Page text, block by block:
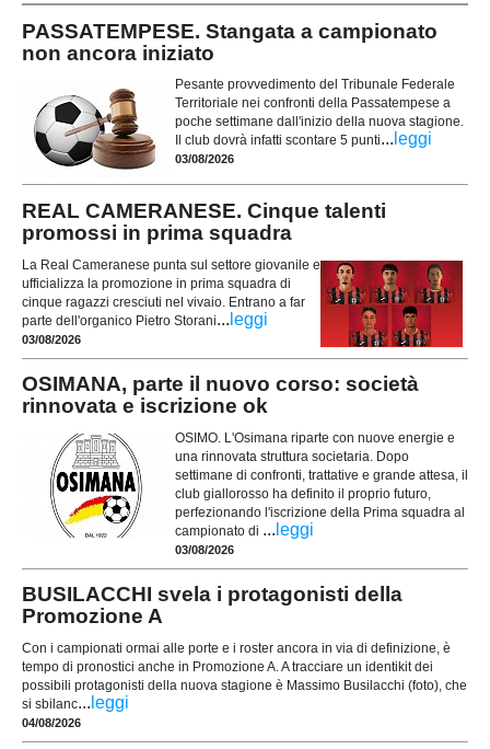
PASSATEMPESE. Stangata a campionato
non ancora iniziato
Pesante provvedimento del Tribunale Federale
Territoriale nei confronti della Passatempese a
poche settimane dall'inizio della nuova stagione.
Il club dovrà infatti scontare 5 punti... leggi
03/08/2026
REAL CAMERANESE. Cinque talenti
promossi in prima squadra
La Real Cameranese punta sul settore giovanile e
ufficializza la promozione in prima squadra di
cinque ragazzi cresciuti nel vivaio. Entrano a far
parte dell'organico Pietro Storani... leggi
03/08/2026
OSIMANA, parte il nuovo corso: società
rinnovata e iscrizione ok
OSIMO. L'Osimana riparte con nuove energie e
una rinnovata struttura societaria. Dopo
settimane di confronti, trattative e grande attesa, il
club giallorosso ha definito il proprio futuro,
perfezionando l'iscrizione della Prima squadra al
campionato di ... leggi
03/08/2026
BUSILACCHI svela i protagonisti della
Promozione A
Con i campionati ormai alle porte e i roster ancora in via di definizione, è
tempo di pronostici anche in Promozione A. A tracciare un identikit dei
possibili protagonisti della nuova stagione è Massimo Busilacchi (foto), che
si sbilanc... leggi
04/08/2026